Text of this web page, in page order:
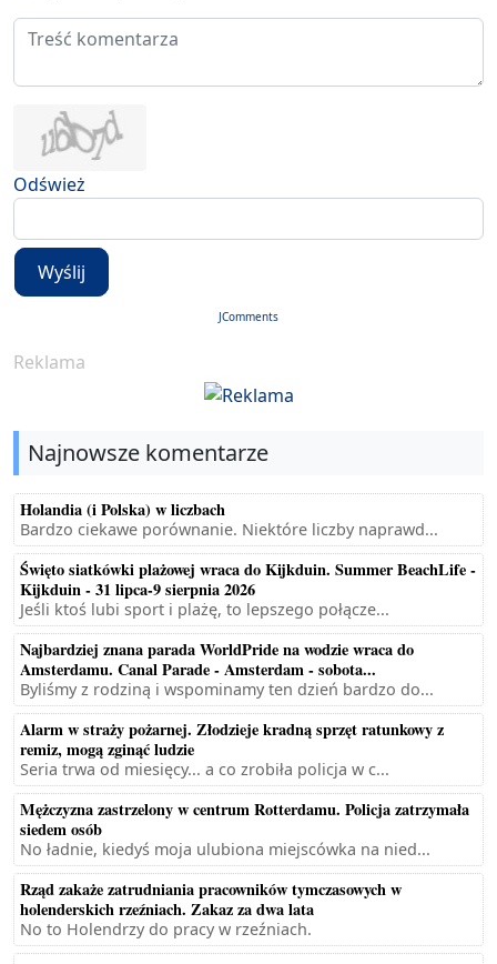
Odśwież
Wyślij
JComments
Reklama
Najnowsze komentarze
Holandia (i Polska) w liczbach
Bardzo ciekawe porównanie. Niektóre liczby naprawd...
Święto siatkówki plażowej wraca do Kijkduin. Summer BeachLife -
Kijkduin - 31 lipca-9 sierpnia 2026
Jeśli ktoś lubi sport i plażę, to lepszego połącze...
Najbardziej znana parada WorldPride na wodzie wraca do
Amsterdamu. Canal Parade - Amsterdam - sobota...
Byliśmy z rodziną i wspominamy ten dzień bardzo do...
Alarm w straży pożarnej. Złodzieje kradną sprzęt ratunkowy z
remiz, mogą zginąć ludzie
Seria trwa od miesięcy... a co zrobiła policja w c...
Mężczyzna zastrzelony w centrum Rotterdamu. Policja zatrzymała
siedem osób
No ładnie, kiedyś moja ulubiona miejscówka na nied...
Rząd zakaże zatrudniania pracowników tymczasowych w
holenderskich rzeźniach. Zakaz za dwa lata
No to Holendrzy do pracy w rzeźniach.